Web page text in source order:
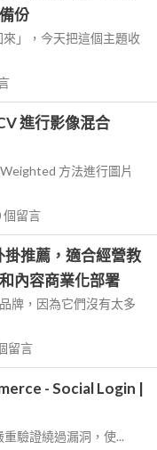
份
」，今天把這個主題收
進行影像混合
方法進行圖片
個留言
掛推薦，適合經營教
內容商業化部署
牌，因為它們沒有太多
留言
- Social Login |
驗證繞過漏洞，使...